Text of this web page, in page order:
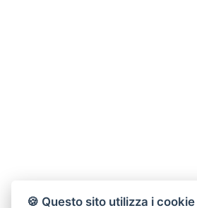
🍪 Questo sito utilizza i cookie